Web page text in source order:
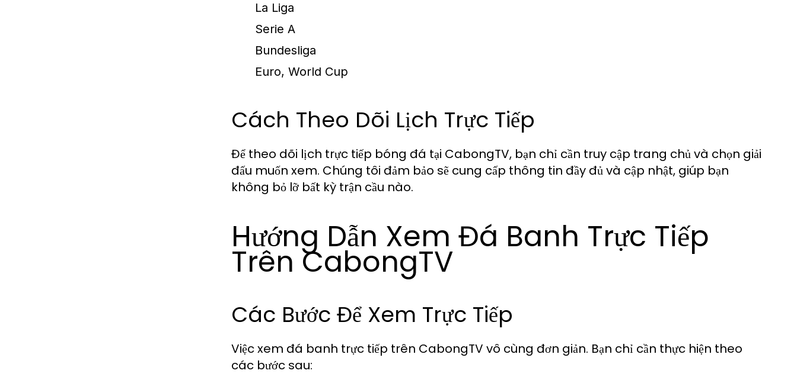
La Liga
Serie A
Bundesliga
Euro, World Cup
Cách Theo Dõi Lịch Trực Tiếp
Để theo dõi lịch trực tiếp bóng đá tại CabongTV, bạn chỉ cần truy cập trang chủ và chọn giải
đấu muốn xem. Chúng tôi đảm bảo sẽ cung cấp thông tin đầy đủ và cập nhật, giúp bạn
không bỏ lỡ bất kỳ trận cầu nào.
Hướng Dẫn Xem Đá Banh Trực Tiếp
Trên CabongTV
Các Bước Để Xem Trực Tiếp
Việc xem đá banh trực tiếp trên CabongTV vô cùng đơn giản. Bạn chỉ cần thực hiện theo
các bước sau: